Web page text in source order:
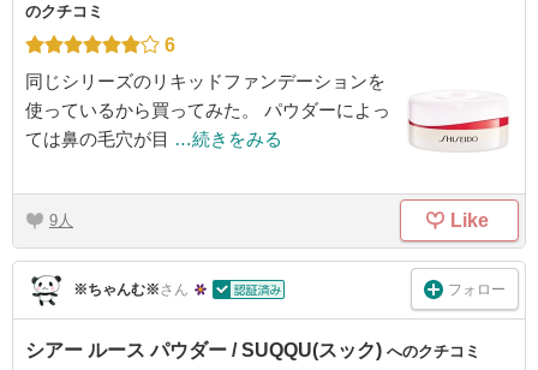
のクチコミ
6
同じシリーズのリキッドファンデーションを
使っているから買ってみた。 パウダーによっ
ては鼻の毛穴が目 …続きをみる
9 Like
※ちゃんむ※さん フォロー
シアー ルース パウダー / SUQQU(スック) へのクチコミ